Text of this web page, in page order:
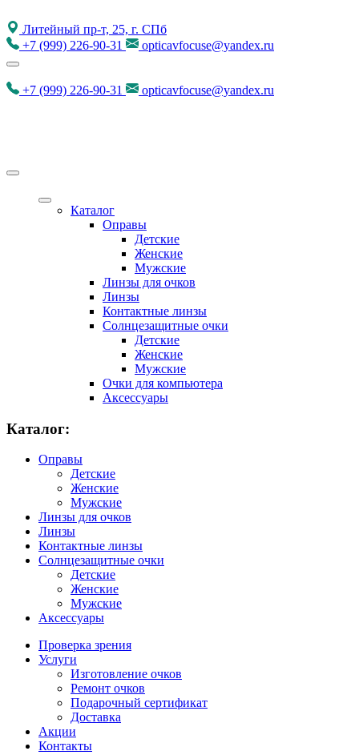
Литейный пр-т, 25, г. СПб
+7 (999) 226-90-31 opticavfocuse@yandex.ru
+7 (999) 226-90-31 opticavfocuse@yandex.ru
Каталог
Оправы
Детские
Женские
Мужские
Линзы для очков
Линзы
Контактные линзы
Солнцезащитные очки
Детские
Женские
Мужские
Очки для компьютера
Аксессуары
Каталог:
Оправы
Детские
Женские
Мужские
Линзы для очков
Линзы
Контактные линзы
Солнцезащитные очки
Детские
Женские
Мужские
Аксессуары
Проверка зрения
Услуги
Изготовление очков
Ремонт очков
Подарочный сертификат
Доставка
Акции
Контакты